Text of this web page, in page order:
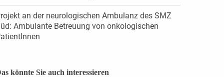
an der neurologischen Ambulanz des SMZ
Ambulante Betreuung von onkologischen
könnte Sie auch interessieren